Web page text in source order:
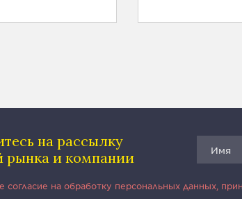
на рассылку
рынка и компании
согласие на обработку персональных данных,